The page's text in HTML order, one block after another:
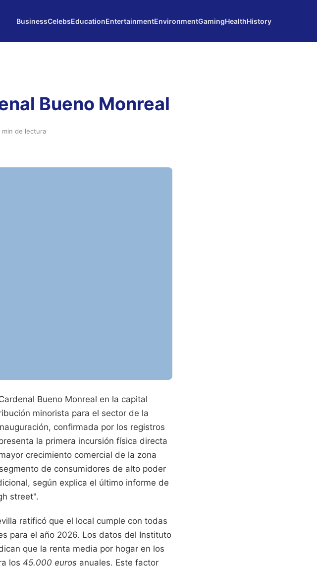
BusinessCelebsEducationEntertainmentEnvironmentGamingHealthHistory
Bueno Monreal
min de lectura
Bueno Monreal en la capital
minorista para el sector de la
confirmada por los registros
la primera incursión física directa
crecimiento comercial de la zona
de consumidores de alto poder
según explica el último informe de
street".
ratificó que el local cumple con todas
para el año 2026. Los datos del Instituto
que la renta media por hogar en los
los 45.000 euros anuales. Este factor